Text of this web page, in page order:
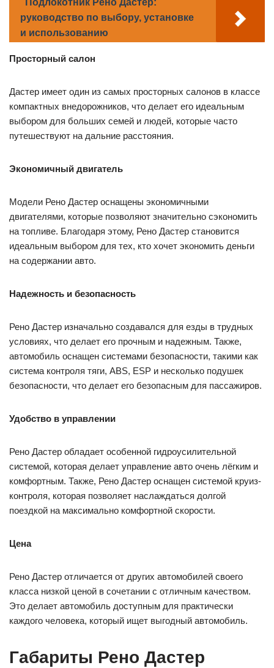
Подлокотник Рено Дастер:
руководство по выбору, установке
и использованию
Просторный салон
Дастер имеет один из самых просторных салонов в классе
компактных внедорожников, что делает его идеальным
выбором для больших семей и людей, которые часто
путешествуют на дальние расстояния.
Экономичный двигатель
Модели Рено Дастер оснащены экономичными
двигателями, которые позволяют значительно сэкономить
на топливе. Благодаря этому, Рено Дастер становится
идеальным выбором для тех, кто хочет экономить деньги
на содержании авто.
Надежность и безопасность
Рено Дастер изначально создавался для езды в трудных
условиях, что делает его прочным и надежным. Также,
автомобиль оснащен системами безопасности, такими как
система контроля тяги, ABS, ESP и несколько подушек
безопасности, что делает его безопасным для пассажиров.
Удобство в управлении
Рено Дастер обладает особенной гидроусилительной
системой, которая делает управление авто очень лёгким и
комфортным. Также, Рено Дастер оснащен системой круиз-
контроля, которая позволяет наслаждаться долгой
поездкой на максимально комфортной скорости.
Цена
Рено Дастер отличается от других автомобилей своего
класса низкой ценой в сочетании с отличным качеством.
Это делает автомобиль доступным для практически
каждого человека, который ищет выгодный автомобиль.
Габариты Рено Дастер